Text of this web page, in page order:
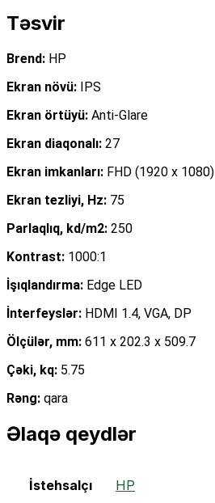
Təsvir
Brend: HP
Ekran növü: IPS
Ekran örtüyü: Anti-Glare
Ekran diaqonalı: 27
Ekran imkanları: FHD (1920 x 1080)
Ekran tezliyi, Hz: 75
Parlaqlıq, kd/m2: 250
Kontrast: 1000:1
İşıqlandırma: Edge LED
İnterfeyslər: HDMI 1.4, VGA, DP
Ölçülər, mm: 611 x 202.3 x 509.7
Çəki, kq: 5.75
Rəng: qara
Əlaqə qeydlər
İstehsalçı HP